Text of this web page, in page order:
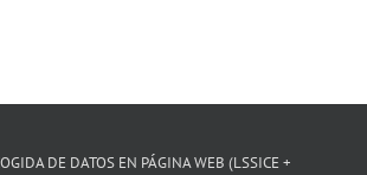
DE DATOS EN PÁGINA WEB (LSSICE +